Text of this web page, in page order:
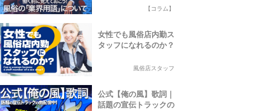
【コラム】
女性でも風俗店内勤ス
タッフになれるのか？
風俗店スタッフ
公式【俺の風】歌詞｜
話題の宣伝トラックの